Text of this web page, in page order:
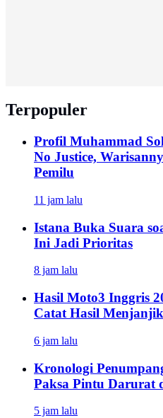
Terpopuler
Profil Muhammad
No Justice,
Pemilu
11 jam lalu
Istana Buka Suara
Ini Jadi Prioritas
8 jam lalu
Hasil Moto3 Inggris
Catat Hasil
6 jam lalu
Kronologi
Paksa Pintu Darurat
5 jam lalu